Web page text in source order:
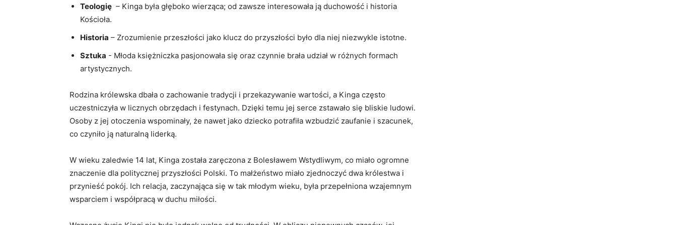
Teologię ‍ – Kinga była ⁤głęboko wierząca; od zawsze interesowała ją​ duchowość i historia
⁣Kościoła.
Historia – Zrozumienie​ przeszłości jako klucz do przyszłości było dla niej niezwykle‍ istotne.
Sztuka ⁤-⁣ Młoda księżniczka pasjonowała się oraz czynnie brała udział w różnych‍ formach
⁣artystycznych.
Rodzina królewska dbała o ‌zachowanie tradycji i przekazywanie⁣ wartości, a Kinga często
uczestniczyła w licznych obrzędach i festynach. Dzięki temu jej ⁣serce zstawało ⁤się bliskie⁣ ludowi.
Osoby z⁢ jej otoczenia wspominały, że nawet ​jako dziecko ‌potrafiła ⁣wzbudzić zaufanie i szacunek,
co czyniło ją ⁢naturalną liderką.
W wieku zaledwie 14 lat,​ Kinga ‌została zaręczona z ⁢Bolesławem Wstydliwym, co miało ogromne
⁣znaczenie dla politycznej przyszłości Polski. To małżeństwo miało zjednoczyć dwa królestwa i
przynieść pokój.‍ Ich relacja,⁤ zaczynająca⁤ się ‍w tak młodym wieku, była przepełniona​ wzajemnym​
wsparciem ​i⁢ współpracą ⁤w duchu miłości.